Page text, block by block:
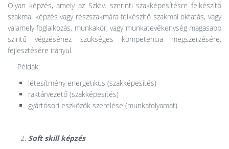
Olyan képzés, amely az Szktv. szerinti szakképesítésre felkészítő
szakmai képzés vagy részszakmára felkészítő szakmai oktatás, vagy
valamely foglalkozás, munkakör, vagy munkatevékenység magasabb
szintű végzéséhez szükséges kompetencia megszerzésére,
fejlesztésére irányul.
Példák:
létesítmény energetikus (szakképesítés)
raktárvezető (szakképesítés)
gyártósori eszközök szerelése (munkafolyamat)
Soft skill képzés